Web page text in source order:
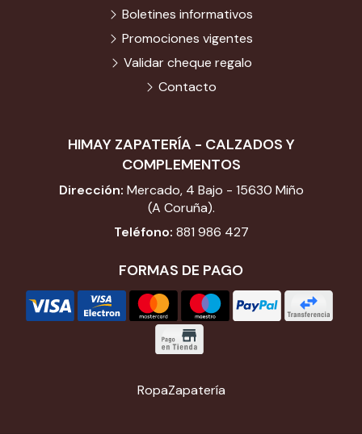
HIMAY ZAPATERÍA - CALZADOS Y
COMPLEMENTOS
Dirección: Mercado, 4 Bajo - 15630 Miño
(A Coruña).
Teléfono: 881 986 427
FORMAS DE PAGO
Boletines informativos
Promociones vigentes
Validar cheque regalo
Contacto
RopaZapatería